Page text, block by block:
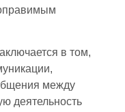
в том,
между
деятельность